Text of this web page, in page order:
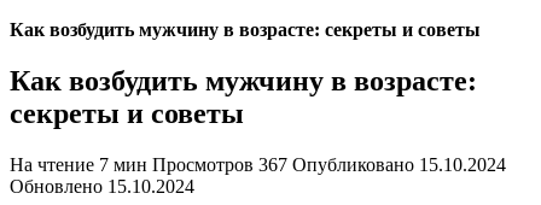
Как возбудить мужчину в возрасте: секреты и советы
Как возбудить мужчину в возрасте:
секреты и советы
На чтение 7 мин Просмотров 367 Опубликовано 15.10.2024
Обновлено 15.10.2024